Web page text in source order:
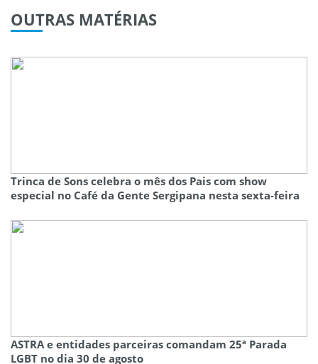
OUTRAS MATÉRIAS
Trinca de Sons celebra o mês dos Pais com show
especial no Café da Gente Sergipana nesta sexta-feira
ASTRA e entidades parceiras comandam 25ª Parada
LGBT no dia 30 de agosto